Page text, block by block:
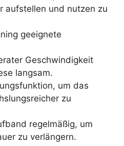
aufstellen und nutzen zu
geeignete
Geschwindigkeit
langsam.
um das
zu
regelmäßig, um
zu verlängern.